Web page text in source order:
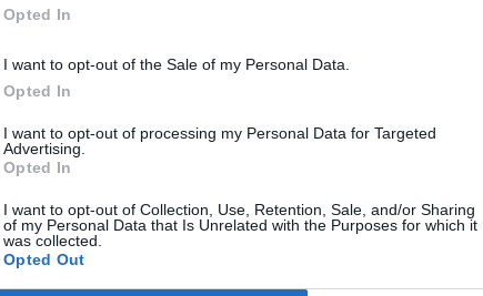
Opted In
I want to opt-out of the Sale of my Personal Data.
Opted In
I want to opt-out of processing my Personal Data for Targeted
Advertising.
Opted In
I want to opt-out of Collection, Use, Retention, Sale, and/or Sharing
of my Personal Data that Is Unrelated with the Purposes for which it
was collected.
Opted Out